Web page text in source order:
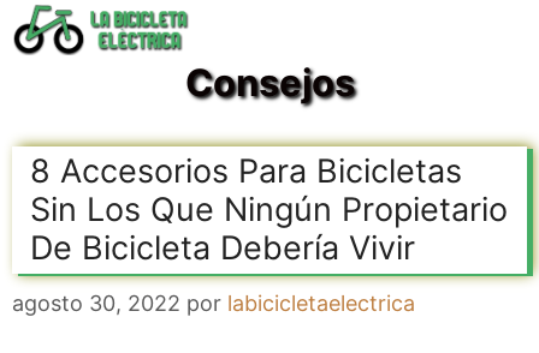
Saltar
al
Consejos
8 Accesorios Para Bicicletas
Sin Los Que Ningún Propietario
De Bicicleta Debería Vivir
agosto 30, 2022 por labicicletaelectrica